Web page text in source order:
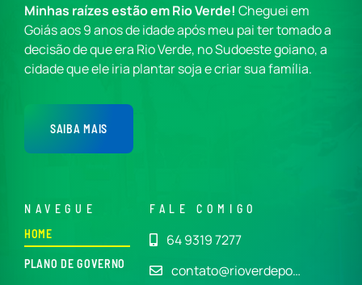
Minhas raízes estão em Rio Verde! Cheguei em
Goiás aos 9 anos de idade após meu pai ter tomado a
decisão de que era Rio Verde, no Sudoeste goiano, a
cidade que ele iria plantar soja e criar sua família.
SAIBA MAIS
NAVEGUE
HOME
PLANO DE GOVERNO
FALE COMIGO
64 9319 7277
contato@rioverdepo…